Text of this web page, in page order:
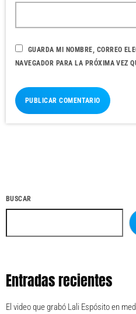
GUARDA MI NOMBRE, CORREO
NAVEGADOR PARA LA PRÓXIMA VEZ
BUSCAR
Entradas recientes
El video que grabó Lali Espósito en